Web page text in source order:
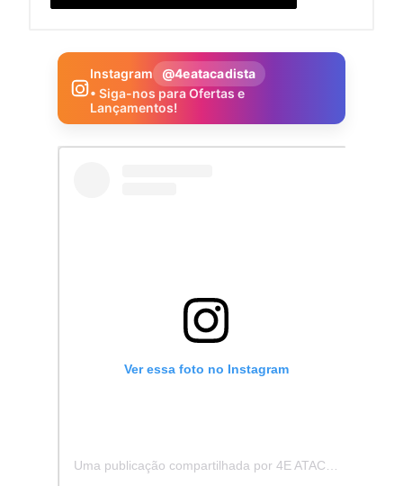
Instagram
@4eatacadista
• Siga-nos para Ofertas e
Lançamentos!
Ver essa foto no Instagram